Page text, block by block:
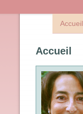
Accueil
Accueil